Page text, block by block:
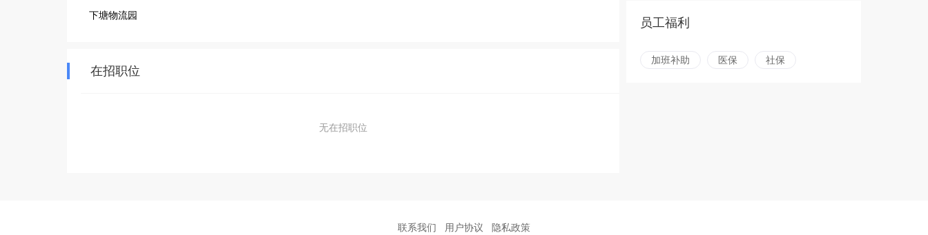
下塘物流园
在招职位
无在招职位
员工福利
加班补助 医保 社保
联系我们 用户协议 隐私政策